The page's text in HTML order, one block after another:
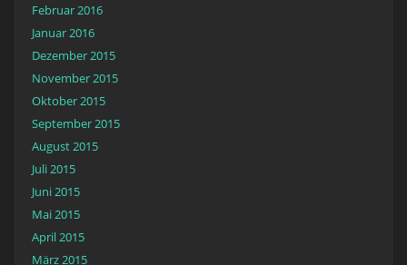
Februar 2016
Januar 2016
Dezember 2015
November 2015
Oktober 2015
September 2015
August 2015
Juli 2015
Juni 2015
Mai 2015
April 2015
März 2015